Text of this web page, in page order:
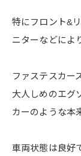
特にフロント&
ニターなどによ
ファステスカー
大人しめのエグ
カーのような本
車両状態は良好